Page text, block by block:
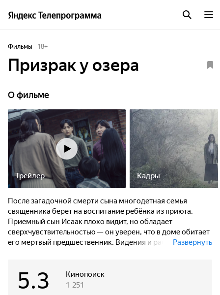
Фильмы 18+
Призрак у озера
О фильме
Трейлер Кадры
После загадочной смерти сына многодетная семья
священника берет на воспитание ребёнка из приюта.
Приемный сын Исаак плохо видит, но обладает
сверхчувствительностью — он уверен, что в доме обитает
его мертвый предшественник. Видения и рассказы Исаака
в мальчике медиума, который поможет ей раскрыть
семейную тайну.
Развернуть
Кинопоиск
5.3 1 251